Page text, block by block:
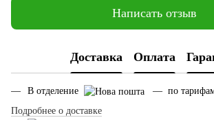
Написать отзыв
Доставка Оплата
В отделение
— по тарифам
Подробнее о доставке